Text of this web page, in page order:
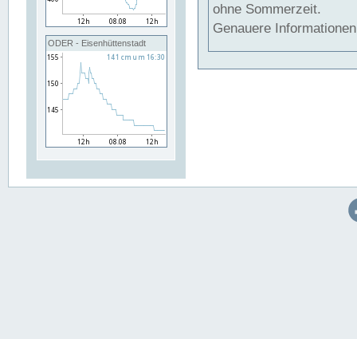
ODER - Eisenhüttenstadt
ohne Sommerzeit.
Genauere